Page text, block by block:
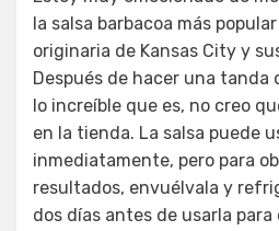
la salsa barbacoa más
originaria de Kansas City y
Después de hacer una tanda
lo increíble que es, no creo
en la tienda. La salsa puede
inmediatamente, pero para
resultados, envuélvala y
dos días antes de usarla